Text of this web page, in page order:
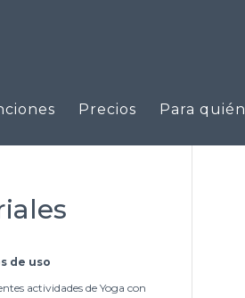
Precios Para quién
de uso
actividades de Yoga con